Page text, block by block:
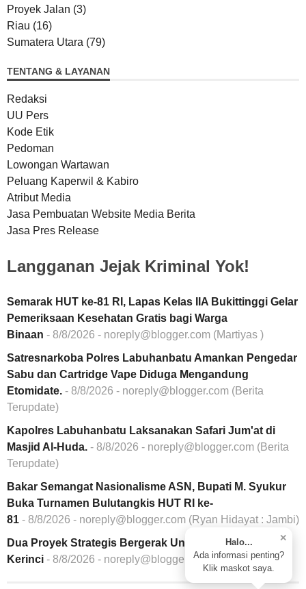
✕
Halo...
Ada informasi penting?
Klik maskot saya.
Proyek Jalan (3)
Riau (16)
Sumatera Utara (79)
TENTANG & LAYANAN
Redaksi
UU Pers
Kode Etik
Pedoman
Lowongan Wartawan
Peluang Kaperwil & Kabiro
Atribut Media
Jasa Pembuatan Website Media Berita
Jasa Pres Release
Langganan Jejak Kriminal Yok!
Semarak HUT ke-81 RI, Lapas Kelas IIA Bukittinggi Gelar
Pemeriksaan Kesehatan Gratis bagi Warga
Binaan - 8/8/2026 - noreply@blogger.com (Martiyas )
Satresnarkoba Polres Labuhanbatu Amankan Pengedar
Sabu dan Cartridge Vape Diduga Mengandung
Etomidate. - 8/8/2026 - noreply@blogger.com (Berita
Terupdate)
Kapolres Labuhanbatu Laksanakan Safari Jum'at di
Masjid Al-Huda. - 8/8/2026 - noreply@blogger.com (Berita
Terupdate)
Bakar Semangat Nasionalisme ASN, Bupati M. Syukur
Buka Turnamen Bulutangkis HUT RI ke-
81 - 8/8/2026 - noreply@blogger.com (Ryan Hidayat : Jambi)
Dua Proyek Strategis Bergerak Untuk Pembangunan
Kerinci - 8/8/2026 - noreply@blogger.com (Ingsi)